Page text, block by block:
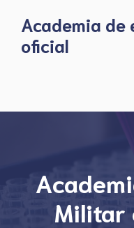
content
Academia
oficial
Militar